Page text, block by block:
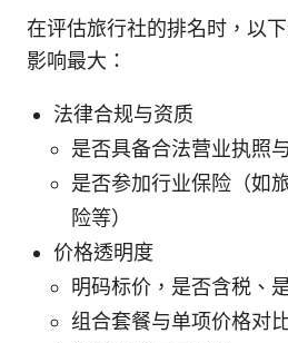
在评估旅行社的排名时，以
影响最大：
法律合规与资质
是否具备合法营业执照
是否参加行业保险（如
险等）
价格透明度
明码标价，是否含税、
组合套餐与单项价格对